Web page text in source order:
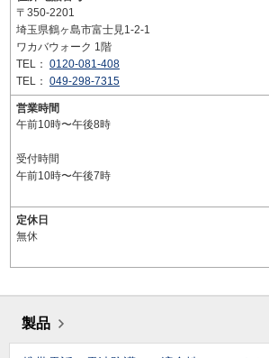
〒350-2201
埼玉県鶴ヶ島市富士見1-2-1
ワカバウォーク 1階
TEL： 0120-081-408
TEL： 049-298-7315
営業時間
午前10時〜午後8時
受付時間
午前10時〜午後7時
定休日
無休
製品